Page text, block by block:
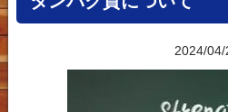
2024/04/